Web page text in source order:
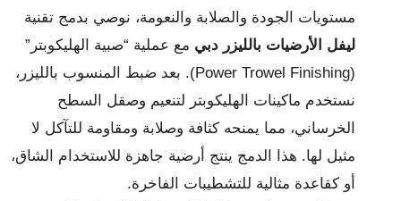
مستويات الجودة والصلابة والنعومة، نوصي بدمج تقنية
ليفل الأرضيات بالليزر دبي مع عملية “صبية الهليكوبتر”
(Power Trowel Finishing). بعد ضبط المنسوب بالليزر،
نستخدم ماكينات الهليكوبتر لتنعيم وصقل السطح
الخرساني، مما يمنحه كثافة وصلابة ومقاومة للتآكل لا
مثيل لها. هذا الدمج ينتج أرضية جاهزة للاستخدام الشاق،
أو كقاعدة مثالية للتشطيبات الفاخرة.